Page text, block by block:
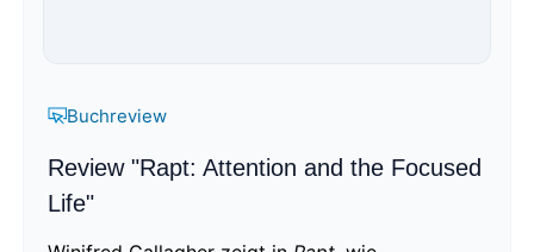
Buchreview
Review "Rapt: Attention and the Focused
Life"